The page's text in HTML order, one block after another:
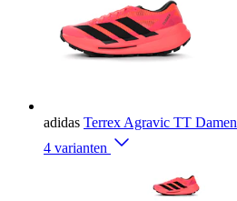
adidas Terrex Agravic TT Damen
4 varianten